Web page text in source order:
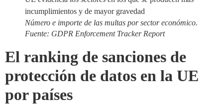
Número e importe de las multas por sector económico.
Fuente: GDPR Enforcement Tracker Report
El ranking de sanciones de
protección de datos en la UE
por países